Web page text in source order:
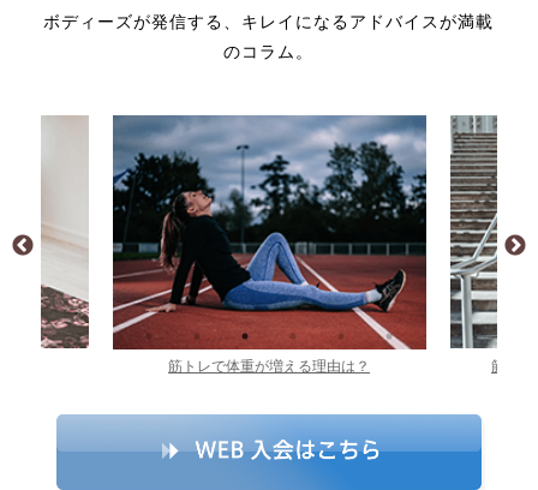
ボディーズが発信する、キレイになるアドバイスが満載
のコラム。
筋トレを毎日やった結果どうなる？ 筋トレ